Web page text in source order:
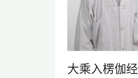
大乘入楞伽经